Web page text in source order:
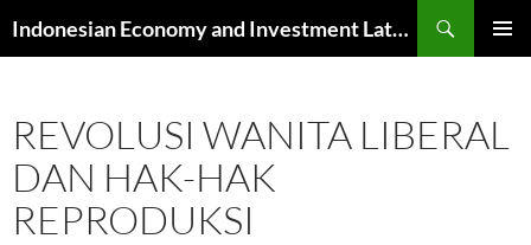
to
Indonesian Economy and Investment Latest News
REVOLUSI WANITA LIBERAL
DAN HAK-HAK
REPRODUKSI